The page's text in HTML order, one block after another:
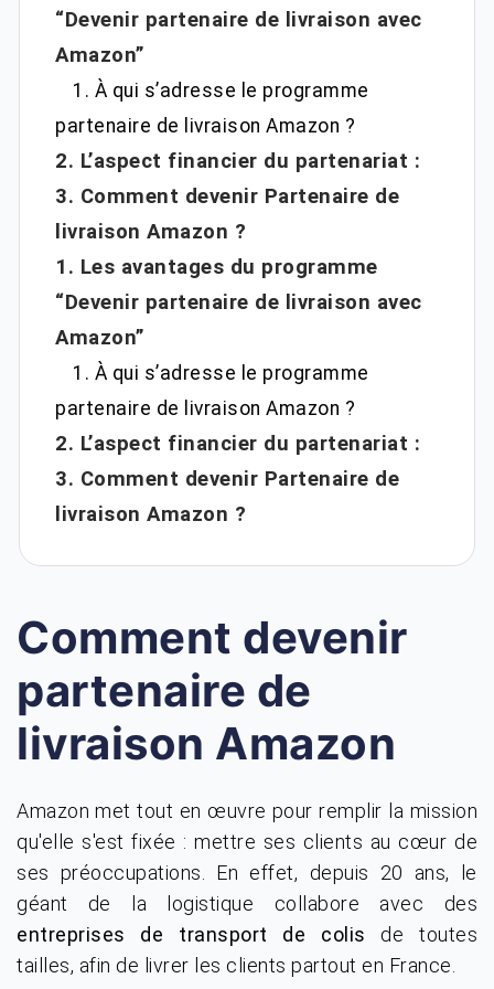
“Devenir partenaire de livraison avec
Amazon”
1. À qui s’adresse le programme
partenaire de livraison Amazon ?
2. L’aspect financier du partenariat :
3. Comment devenir Partenaire de
livraison Amazon ?
1. Les avantages du programme
“Devenir partenaire de livraison avec
Amazon”
1. À qui s’adresse le programme
partenaire de livraison Amazon ?
2. L’aspect financier du partenariat :
3. Comment devenir Partenaire de
livraison Amazon ?
Comment devenir
partenaire de
livraison Amazon
Amazon met tout en œuvre pour remplir la mission
qu'elle s'est fixée : mettre ses clients au cœur de
ses préoccupations. En effet, depuis 20 ans, le
géant de la logistique collabore avec des
entreprises de transport de colis de toutes
tailles, afin de livrer les clients partout en France.